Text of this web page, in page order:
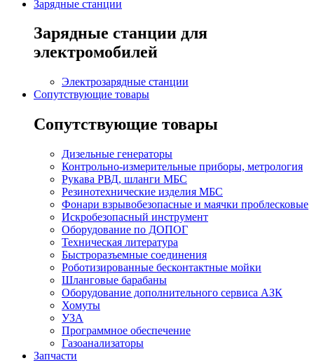
Зарядные станции
Зарядные станции для
электромобилей
Электрозарядные станции
Сопутствующие товары
Сопутствующие товары
Дизельные генераторы
Контрольно-измерительные приборы, метрология
Рукава РВД, шланги МБС
Резинотехнические изделия МБС
Фонари взрывобезопасные и маячки проблесковые
Искробезопасный инструмент
Оборудование по ДОПОГ
Техническая литература
Быстроразъемные соединения
Роботизированные бесконтактные мойки
Шланговые барабаны
Оборудование дополнительного сервиса АЗК
Хомуты
УЗА
Программное обеспечение
Газоанализаторы
Запчасти